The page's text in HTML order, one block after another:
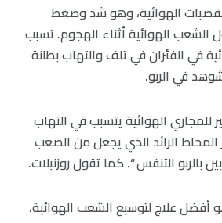
الهوائية، وهو شد وضغط
الشعب الهوائية أثناء الهجوم. تسبب
في الفئران في تلف والتهاب بطانة
في الربو.
للمجاري الهوائية يتسبب في التهاب
المخاط الزائد الذي يجعل من الصعب
بالربو التنفس “. كما تقول روزنبلات.
أفضل علاج لتوسيع الشعب الهوائية،